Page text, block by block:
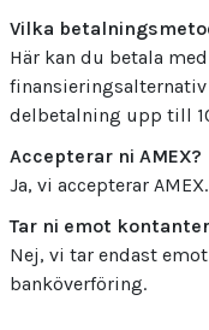
Vilka
Här kan du betala
finansieringsalternativ
delbetalning upp till
Accepterar ni AMEX?
Ja, vi accepterar AMEX.
Tar ni emot
Nej, vi tar endast
banköverföring.